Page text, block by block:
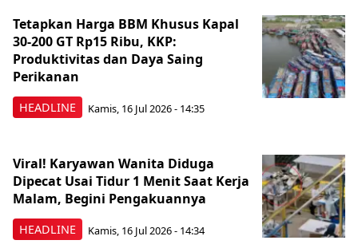
HEADLINE
Tetapkan Harga BBM Khusus Kapal
30-200 GT Rp15 Ribu, KKP:
Produktivitas dan Daya Saing
Perikanan
Kamis, 16 Jul 2026 - 14:35
HEADLINE
Viral! Karyawan Wanita Diduga
Dipecat Usai Tidur 1 Menit Saat Kerja
Malam, Begini Pengakuannya
Kamis, 16 Jul 2026 - 14:34